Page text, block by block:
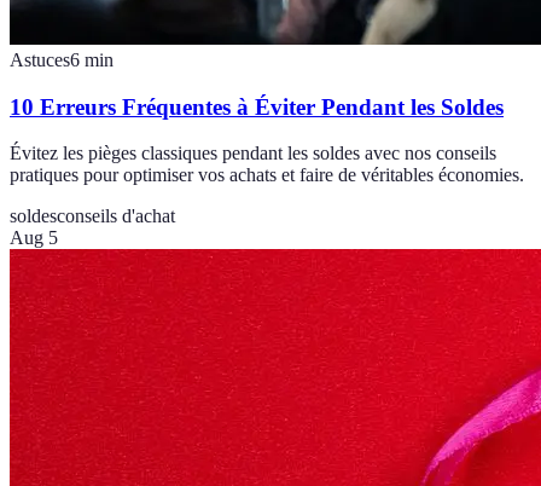
Astuces6 min
10 Erreurs Fréquentes à Éviter Pendant les Soldes
Évitez les pièges classiques pendant les soldes avec nos conseils
pratiques pour optimiser vos achats et faire de véritables économies.
soldesconseils d'achat
Aug 5